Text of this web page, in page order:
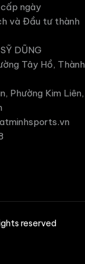
ngày
và Đầu tư thành
DŨNG
Tây Hồ, Thành
Phường Kim Liên,
reserved